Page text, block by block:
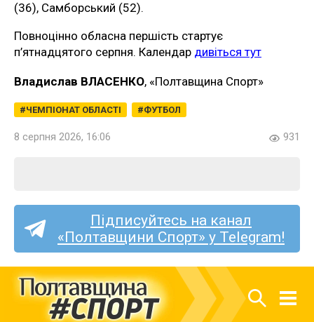
(36), Самборський (52).
Повноцінно обласна першість стартує
п’ятнадцятого серпня. Календар дивіться тут
Владислав ВЛАСЕНКО, «Полтавщина Спорт»
ЧЕМПІОНАТ ОБЛАСТІ ФУТБОЛ
8 серпня 2026, 16:06 931
Підписуйтесь на канал
«Полтавщини Спорт» у Telegram!